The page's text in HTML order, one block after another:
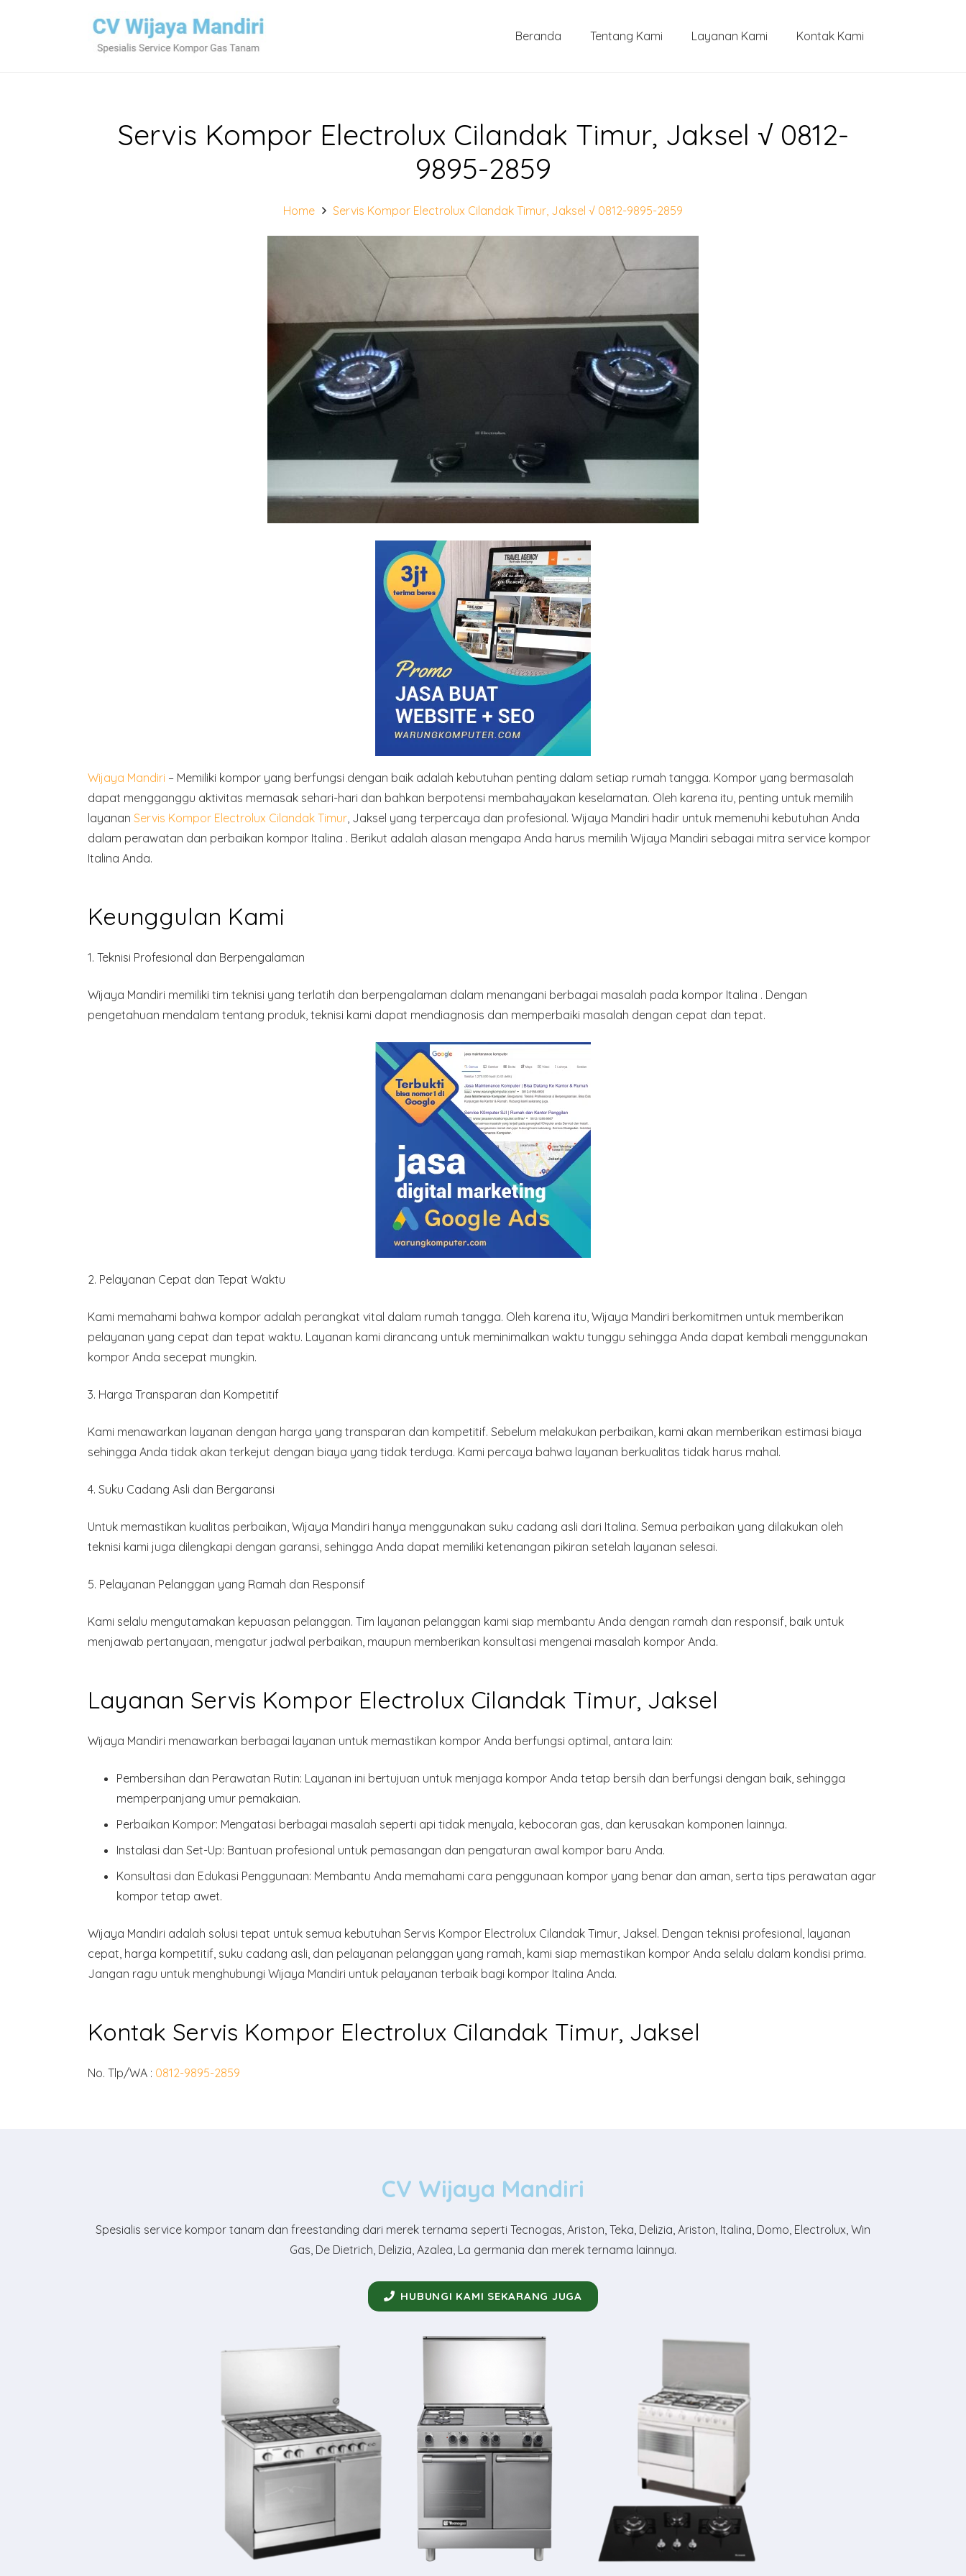
Beranda Tentang Kami Layanan Kami Kontak Kami
Servis Kompor Electrolux Cilandak Timur, Jaksel √ 0812-
9895-2859
Home Servis Kompor Electrolux Cilandak Timur, Jaksel √ 0812-9895-2859
Wijaya Mandiri – Memiliki kompor yang berfungsi dengan baik adalah kebutuhan penting dalam setiap rumah tangga. Kompor yang bermasalah
dapat mengganggu aktivitas memasak sehari-hari dan bahkan berpotensi membahayakan keselamatan. Oleh karena itu, penting untuk memilih
layanan Servis Kompor Electrolux Cilandak Timur, Jaksel yang terpercaya dan profesional. Wijaya Mandiri hadir untuk memenuhi kebutuhan Anda
dalam perawatan dan perbaikan kompor Italina . Berikut adalah alasan mengapa Anda harus memilih Wijaya Mandiri sebagai mitra service kompor
Italina Anda.
Keunggulan Kami
1. Teknisi Profesional dan Berpengalaman
Wijaya Mandiri memiliki tim teknisi yang terlatih dan berpengalaman dalam menangani berbagai masalah pada kompor Italina . Dengan
pengetahuan mendalam tentang produk, teknisi kami dapat mendiagnosis dan memperbaiki masalah dengan cepat dan tepat.
2. Pelayanan Cepat dan Tepat Waktu
Kami memahami bahwa kompor adalah perangkat vital dalam rumah tangga. Oleh karena itu, Wijaya Mandiri berkomitmen untuk memberikan
pelayanan yang cepat dan tepat waktu. Layanan kami dirancang untuk meminimalkan waktu tunggu sehingga Anda dapat kembali menggunakan
kompor Anda secepat mungkin.
3. Harga Transparan dan Kompetitif
Kami menawarkan layanan dengan harga yang transparan dan kompetitif. Sebelum melakukan perbaikan, kami akan memberikan estimasi biaya
sehingga Anda tidak akan terkejut dengan biaya yang tidak terduga. Kami percaya bahwa layanan berkualitas tidak harus mahal.
4. Suku Cadang Asli dan Bergaransi
Untuk memastikan kualitas perbaikan, Wijaya Mandiri hanya menggunakan suku cadang asli dari Italina. Semua perbaikan yang dilakukan oleh
teknisi kami juga dilengkapi dengan garansi, sehingga Anda dapat memiliki ketenangan pikiran setelah layanan selesai.
5. Pelayanan Pelanggan yang Ramah dan Responsif
Kami selalu mengutamakan kepuasan pelanggan. Tim layanan pelanggan kami siap membantu Anda dengan ramah dan responsif, baik untuk
menjawab pertanyaan, mengatur jadwal perbaikan, maupun memberikan konsultasi mengenai masalah kompor Anda.
Layanan Servis Kompor Electrolux Cilandak Timur, Jaksel
Wijaya Mandiri menawarkan berbagai layanan untuk memastikan kompor Anda berfungsi optimal, antara lain:
Pembersihan dan Perawatan Rutin: Layanan ini bertujuan untuk menjaga kompor Anda tetap bersih dan berfungsi dengan baik, sehingga
memperpanjang umur pemakaian.
Perbaikan Kompor: Mengatasi berbagai masalah seperti api tidak menyala, kebocoran gas, dan kerusakan komponen lainnya.
Instalasi dan Set-Up: Bantuan profesional untuk pemasangan dan pengaturan awal kompor baru Anda.
Konsultasi dan Edukasi Penggunaan: Membantu Anda memahami cara penggunaan kompor yang benar dan aman, serta tips perawatan agar
kompor tetap awet.
Wijaya Mandiri adalah solusi tepat untuk semua kebutuhan Servis Kompor Electrolux Cilandak Timur, Jaksel. Dengan teknisi profesional, layanan
cepat, harga kompetitif, suku cadang asli, dan pelayanan pelanggan yang ramah, kami siap memastikan kompor Anda selalu dalam kondisi prima.
Jangan ragu untuk menghubungi Wijaya Mandiri untuk pelayanan terbaik bagi kompor Italina Anda.
Kontak Servis Kompor Electrolux Cilandak Timur, Jaksel
No. Tlp/WA : 0812-9895-2859
CV Wijaya Mandiri
Spesialis service kompor tanam dan freestanding dari merek ternama seperti Tecnogas, Ariston, Teka, Delizia, Ariston, Italina, Domo, Electrolux, Win
Gas, De Dietrich, Delizia, Azalea, La germania dan merek ternama lainnya.
HUBUNGI KAMI SEKARANG JUGA